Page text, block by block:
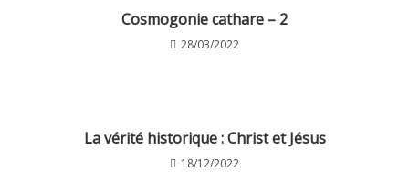
Cosmogonie cathare – 2
28/03/2022
La vérité historique : Christ et Jésus
18/12/2022